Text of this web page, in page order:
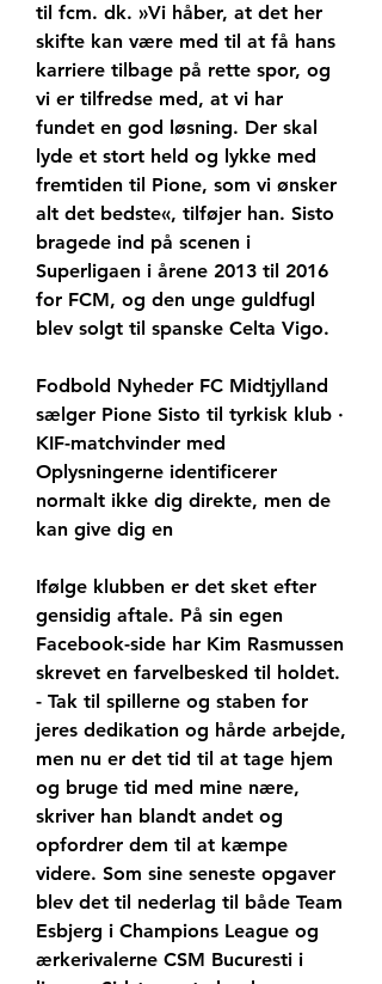
til fcm. dk. »Vi håber, at det her
skifte kan være med til at få hans
karriere tilbage på rette spor, og
vi er tilfredse med, at vi har
fundet en god løsning. Der skal
lyde et stort held og lykke med
fremtiden til Pione, som vi ønsker
alt det bedste«, tilføjer han. Sisto
bragede ind på scenen i
Superligaen i årene 2013 til 2016
for FCM, og den unge guldfugl
blev solgt til spanske Celta Vigo.
Fodbold Nyheder FC Midtjylland
sælger Pione Sisto til tyrkisk klub ·
KIF-matchvinder med
Oplysningerne identificerer
normalt ikke dig direkte, men de
kan give dig en
Ifølge klubben er det sket efter
gensidig aftale. På sin egen
Facebook-side har Kim Rasmussen
skrevet en farvelbesked til holdet.
- Tak til spillerne og staben for
jeres dedikation og hårde arbejde,
men nu er det tid til at tage hjem
og bruge tid med mine nære,
skriver han blandt andet og
opfordrer dem til at kæmpe
videre. Som sine seneste opgaver
blev det til nederlag til både Team
Esbjerg i Champions League og
ærkerivalerne CSM Bucuresti i